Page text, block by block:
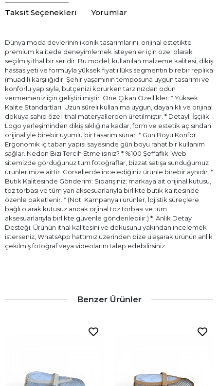
Taksit Seçenekleri Yorumlar
Dünya moda devlerinin ikonik tasarımlarını, orijinal estetikte
premium kalitede deneyimlemek isteyenler için özel olarak
seçilmiş ithal bir seridir. Bu model; kullanılan malzeme kalitesi, dikiş
hassasiyeti ve formuyla yüksek fiyatlı lüks segmentin birebir replika
(muadil) karşılığıdır. Şehir yaşamının temposuna uygun tasarımı ve
konforlu yapısıyla, bütçenizi korurken tarzınızdan ödün
vermemeniz için geliştirilmiştir. Öne Çıkan Özellikler: * Yüksek
Kalite Standartları: Uzun süreli kullanıma uygun, dayanıklı ve orijinal
dokuya sahip özel ithal materyallerden üretilmiştir. * Detaylı İşçilik:
Logo yerleşiminden dikiş sıklığına kadar, form ve estetik açısından
orijinaliyle birebir uyumlu bir tasarım sunar. * Gün Boyu Konfor:
Ergonomik iç taban yapısı sayesinde gün boyu rahat bir kullanım
sağlar. Neden Bizi Tercih Etmelisiniz? * %100 Şeffaflık: Web
sitemizde gördüğünüz tüm fotoğraflar, bizzat satışa sunduğumuz
ürünlerimize aittir. Görsellerde incelediğiniz ürünle birebir aynıdır. *
Butik Kalitesinde Gönderim: Siparişiniz; markaya ait orijinal kutusu,
toz torbası ve tüm yan aksesuarlarıyla birlikte butik kalitesinde
özenle paketlenir. * (Not: Kampanyalı ürünler, lojistik süreçlere
bağlı olarak kutusuz ancak orjinal toz torbası ve tüm
aksesuarlarıyla birlikte güvenle gönderilebilir.) * ⁠ Anlık Detay
Desteği: Ürünün ithal kalitesini ve dokusunu yakından incelemek
isterseniz, WhatsApp hattımız üzerinden bize ulaşarak ürünün anlık
çekilmiş fotoğraf veya videolarını talep edebilirsiniz.
Benzer Ürünler